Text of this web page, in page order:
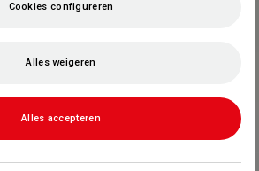
Cookies configureren
Alles weigeren
Alles accepteren